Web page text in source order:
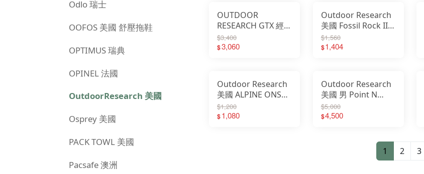
OUTDOOR
RESEARCH GTX 經典
鱷魚綁腿 RETRO
CROCODILE
$3,400
$3,060
Outdoor Research
美國 Fossil Rock II
Gloves 攀岩半截手
套 287690
$1,560
$1,404
Outdoor Research
美國 ALPINE ONSET
羊毛透氣保暖魔鬼帽
保暖面罩 滑雪 登山
$1,200
$1,080
Outdoor Research
美國 男 Point N
Chute GTX 防水保暖
觸控手套 滑雪手套
$5,000
$4,500
1 2 3
Odlo 瑞士
OOFOS 美國 舒壓拖鞋
OPTIMUS 瑞典
OPINEL 法國
OutdoorResearch 美國
Osprey 美國
PACK TOWL 美國
Pacsafe 澳洲